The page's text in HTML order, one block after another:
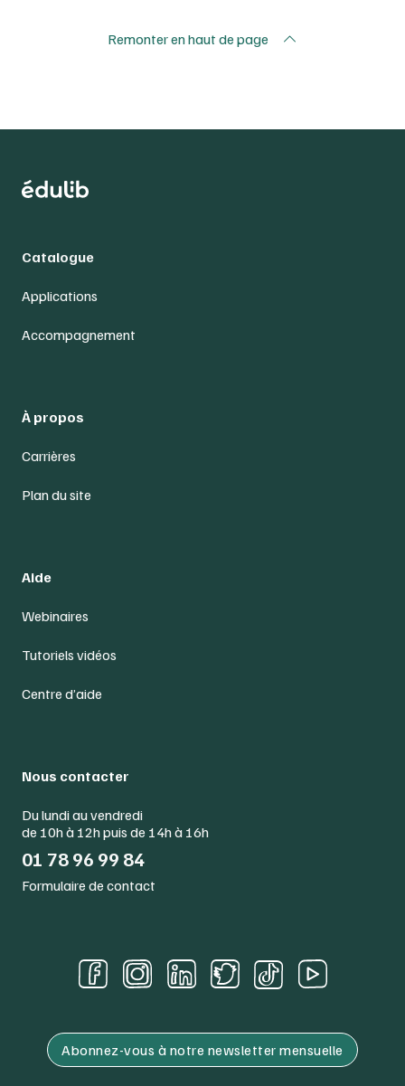
Remonter en haut de page
Catalogue
Applications
Accompagnement
À propos
Carrières
Plan du site
Aide
Webinaires
Tutoriels vidéos
Centre d’aide
Nous contacter
Du lundi au vendredi
de 10h à 12h puis de 14h à 16h
01 78 96 99 84
Formulaire de contact
Abonnez-vous à notre newsletter mensuelle